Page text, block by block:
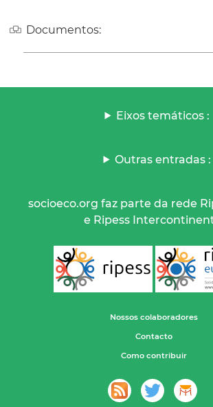
Documentos:
Eixos temáticos :
Outras entradas :
socioeco.org faz parte da rede
e Ripess
Nossos colaboradores
Contacto
Como contribuir